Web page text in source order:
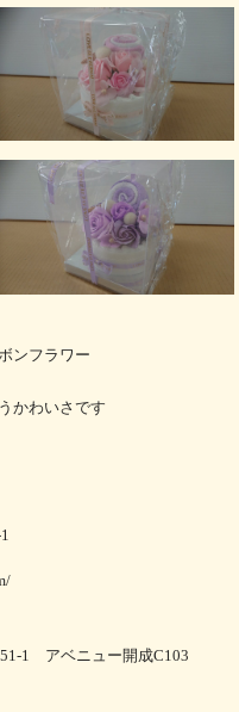
ンフラワー
かわいさです
1 アベニュー開成C103